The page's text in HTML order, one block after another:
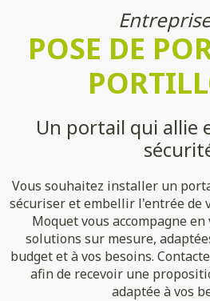
POSE DE
Un portail qui allie
Vous souhaitez installer un
sécuriser et embellir l'entrée de
Moquet vous accompagne
solutions sur mesure,
budget et à vos besoins.
afin de recevoir une
adaptée à vos